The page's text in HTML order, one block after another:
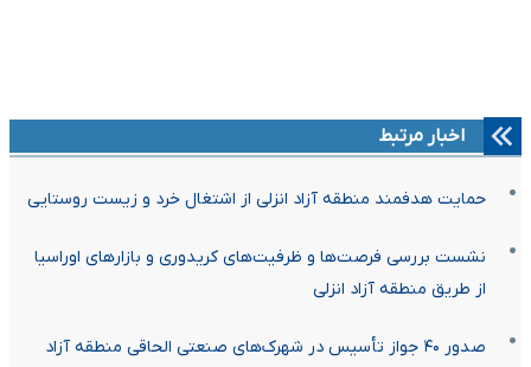
اخبار مرتبط
حمایت هدفمند منطقه آزاد انزلی از اشتغال خرد و زیست روستایی
نشست بررسی فرصت‌ها و ظرفیت‌های کریدوری و بازارهای اوراسیا
از طریق منطقه آزاد انزلی
صدور ۴۰ جواز تأسیس در شهرک‌های صنعتی الحاقی منطقه آزاد